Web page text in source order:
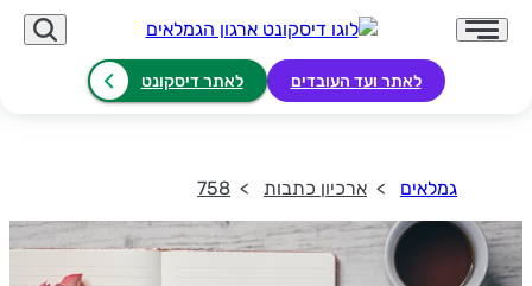
לאתר ועד העובדים לאתר דיסקונט
גמלאים ארכיון כתבות 758